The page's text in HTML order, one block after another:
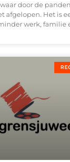
door de
afgelopen. Het is
werk, familie